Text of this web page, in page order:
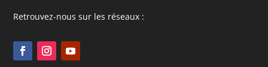
Retrouvez-nous sur les réseaux :